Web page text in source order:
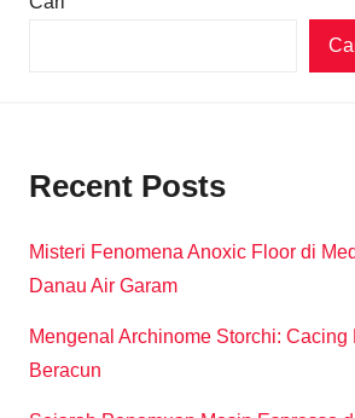
Recent Posts
Misteri Fenomena Anoxic Floor di
Danau Air Garam
Mengenal Archinome Storchi: Cacing
Beracun